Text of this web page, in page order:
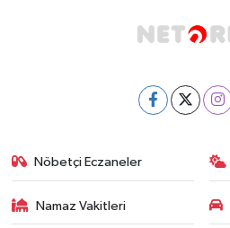
Nöbetçi Eczaneler
Namaz Vakitleri